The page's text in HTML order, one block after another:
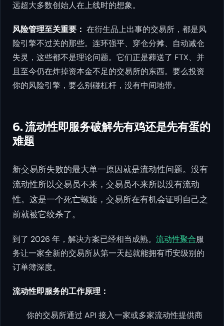
远超大多数创始人在上线时的想象。
风险管理至关重要： 在衍生品上出事的交易所，都是风
险引擎不过关的那些。连环强平、穿仓分摊、自动减仓
失灵，这些都不是理论问题。它们正是葬送了 FTX、并
且至今仍在炸掉资本金不足的交易所的东西。要么投资
你的风险引擎，要么别碰杠杆，没有中间地带。
6. 流动性即服务破解先有鸡还是先有蛋的
难题
新交易所失败的最大单一原因就是流动性问题。没有
流动性所以交易员不来，交易员不来所以没有流动
性。这是一个死亡螺旋，交易所在有机会证明自己之
前就被它绞杀了。
到了 2026 年，解决方案已经相当成熟。 流动性聚合服
务让一家全新的交易所从第一天起就能拥有币安级别的
订单簿深度。
流动性即服务的工作原理：
你的交易所通过 API 接入一家或多家流动性提供商